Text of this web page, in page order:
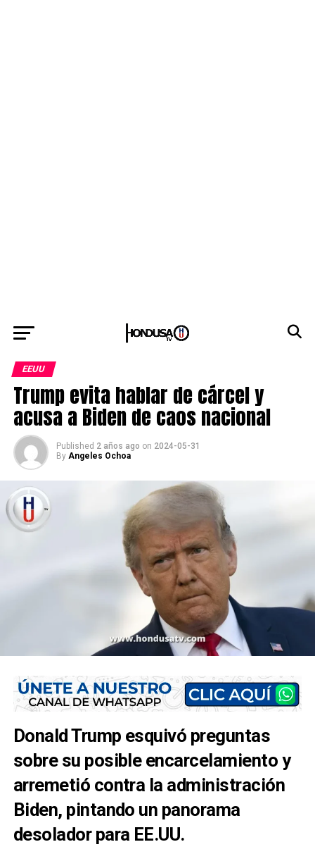
EEUU
Trump evita hablar de cárcel y
acusa a Biden de caos nacional
Published 2 años ago on 2024-05-31
By Angeles Ochoa
Donald Trump esquivó preguntas
sobre su posible encarcelamiento y
arremetió contra la administración
Biden, pintando un panorama
desolador para EE.UU.